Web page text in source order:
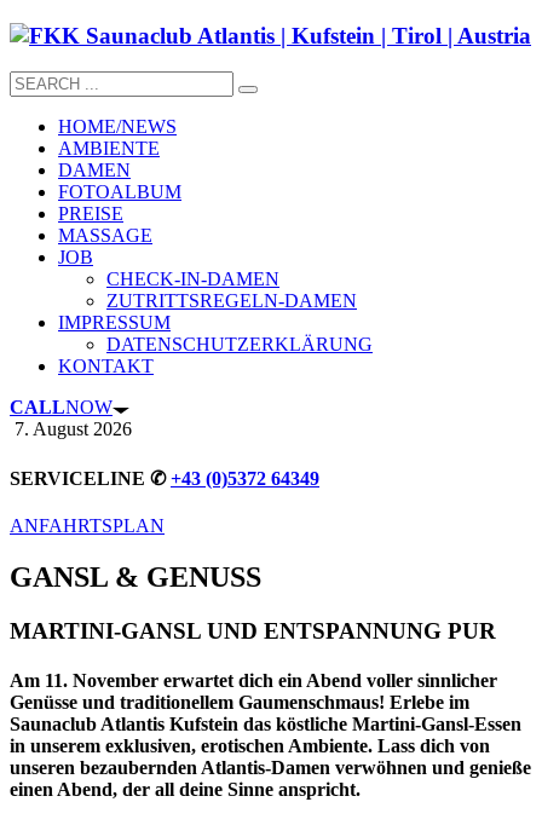
HOME/NEWS
AMBIENTE
DAMEN
FOTOALBUM
PREISE
MASSAGE
JOB
CHECK-IN-DAMEN
ZUTRITTSREGELN-DAMEN
IMPRESSUM
DATENSCHUTZERKLÄRUNG
KONTAKT
CALLNOW
7. August 2026
SERVICELINE ✆+43 (0)5372 64349
ANFAHRTSPLAN
GANSL & GENUSS
MARTINI-GANSL UND ENTSPANNUNG PUR
Am 11. November erwartet dich ein Abend voller sinnlicher
Genüsse und traditionellem Gaumenschmaus! Erlebe im
Saunaclub Atlantis Kufstein das köstliche Martini-Gansl-Essen
in unserem exklusiven, erotischen Ambiente. Lass dich von
unseren bezaubernden Atlantis-Damen verwöhnen und genieße
einen Abend, der all deine Sinne anspricht.